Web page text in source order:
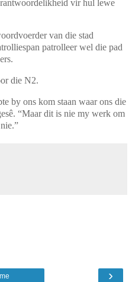
vir hul lewe
van die stad
patrolleer wel die pad
die N2.
by ons kom staan waar ons die
“Maar dit is nie my werk om
›